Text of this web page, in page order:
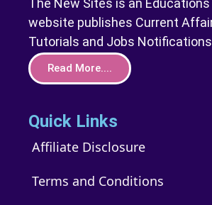
The New Sites is an
website publishes Current
Tutorials and Jobs
Read More....
Quick Links
Affiliate Disclosure
Terms and Conditions